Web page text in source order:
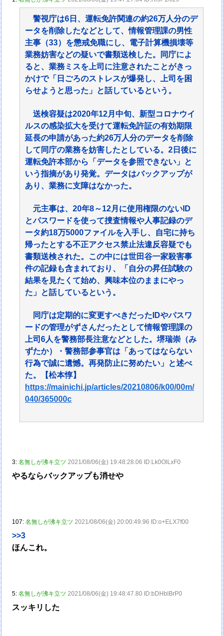
警視庁は6日、運転免許関連の約26万人分のデ
ータを削除したなどとして、情報管理課の男性
主事（33）を懲戒免職にし、電子計算機損壊等
業務妨害などの疑いで書類送検した。同庁によ
ると、業務ミスを上司に注意されたことがきっ
かけで「日ごろのストレスが爆発し、上司を困
らせようと思った」と話しているという。
送検容疑は2020年12月中旬、新型コロナウイ
ルスの感染拡大を受けて運転免許証の有効期限
延長の申請があった約26万人分のデータを削除
して同庁の業務を妨害したとしている。2日後に
運転免許本部から「データを参照できない」と
いう指摘があり発覚。データはバックアップが
あり、業務に支障はなかった。
元主事は、20年8～12月に使用権限のないID
とパスワードを使って捜査情報や人事記録のデ
ータ約18万5000ファイルを入手し、自宅に持ち
帰ったとする不正アクセス禁止法違反容疑でも
書類送検された。この中には世田谷一家殺害事
件の記録も含まれており、「自分の昇任試験の
結果を見たくて始め、興味本位のままにやっ
た」と話しているという。
同庁は定期的に変更すべきだったIDやパスワ
ードの管理がずさんだったとして情報管理課の
上司6人を警務部長注意などとした。堺瑞崇（み
ずたか）・警務部参事官は「あってはならない
行為で誠に遺憾。再発防止に努めたい」と述べ
た。【松本惇】
https://mainichi.jp/articles/20210806/k00/00m/
040/365000c
3:名無しが沸キ立ツ 2021/08/06(金) 19:48:28.06 ID:Lk0OlLxF0
やるならバックアップも消せや
107:名無しが沸キ立ツ 2021/08/06(金) 20:00:49.96 ID:o+ELX7f00
>>3
ほんこれ。
5:名無しが沸キ立ツ 2021/08/06(金) 19:48:47.80 ID:bDHblBrP0
スッキリした